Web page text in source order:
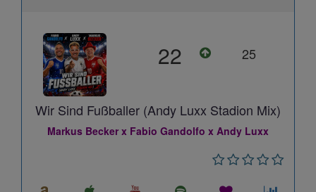
22 25
Wir Sind Fußballer (Andy Luxx Stadion Mix)
Markus Becker x Fabio Gandolfo x Andy Luxx